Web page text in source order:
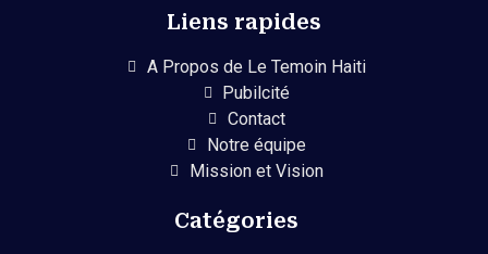
Liens rapides
A Propos de Le Temoin Haiti
Pubilcité
Contact
Notre équipe
Mission et Vision
Catégories